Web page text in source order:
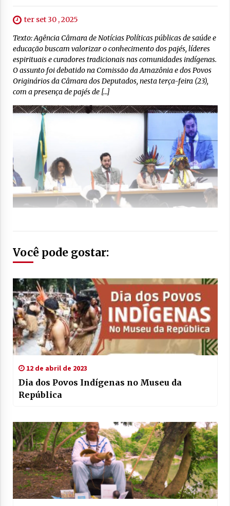
ter set 30 , 2025
Texto: Agência Câmara de Notícias Políticas públicas de saúde e
educação buscam valorizar o conhecimento dos pajés, líderes
espirituais e curadores tradicionais nas comunidades indígenas.
O assunto foi debatido na Comissão da Amazônia e dos Povos
Originários da Câmara dos Deputados, nesta terça-feira (23),
com a presença de pajés de […]
Você pode gostar:
12 de abril de 2023
Dia dos Povos Indígenas no Museu da
República